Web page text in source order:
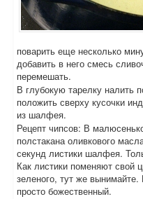
поварить еще несколько
добавить в него смесь
перемешать.
В глубокую тарелку налить
положить сверху кусочки
из шалфея.
Рецепт чипсов: В
полстакана оливкового
секунд листики шалфея.
Как листики поменяют свой
зеленого, тут же
просто божественный.